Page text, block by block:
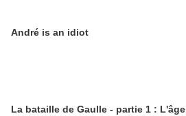
André is an idiot
La bataille de Gaulle - partie 1 : L'âge